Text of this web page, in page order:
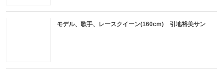
モデル、歌手、レースクイーン(160cm) 引地裕美サン